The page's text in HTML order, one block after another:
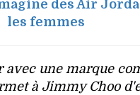
des Air
les femmes
avec une marque
à Jimmy Choo